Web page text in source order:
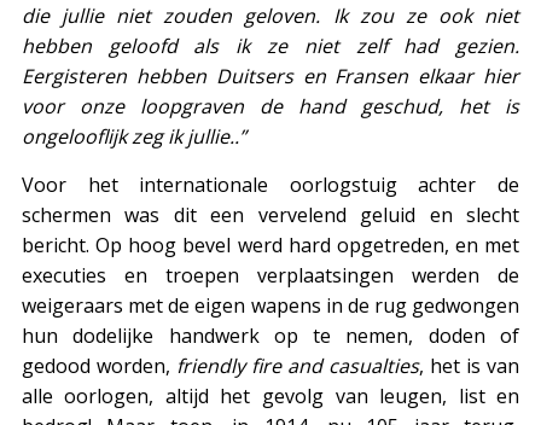
die jullie niet zouden geloven. Ik zou ze ook niet
hebben geloofd als ik ze niet zelf had gezien.
Eergisteren hebben Duitsers en Fransen elkaar hier
voor onze loopgraven de hand geschud, het is
ongelooflijk zeg ik jullie..”
Voor het internationale oorlogstuig achter de
schermen was dit een vervelend geluid en slecht
bericht. Op hoog bevel werd hard opgetreden, en met
executies en troepen verplaatsingen werden de
weigeraars met de eigen wapens in de rug gedwongen
hun dodelijke handwerk op te nemen, doden of
gedood worden, friendly fire and casualties, het is van
alle oorlogen, altijd het gevolg van leugen, list en